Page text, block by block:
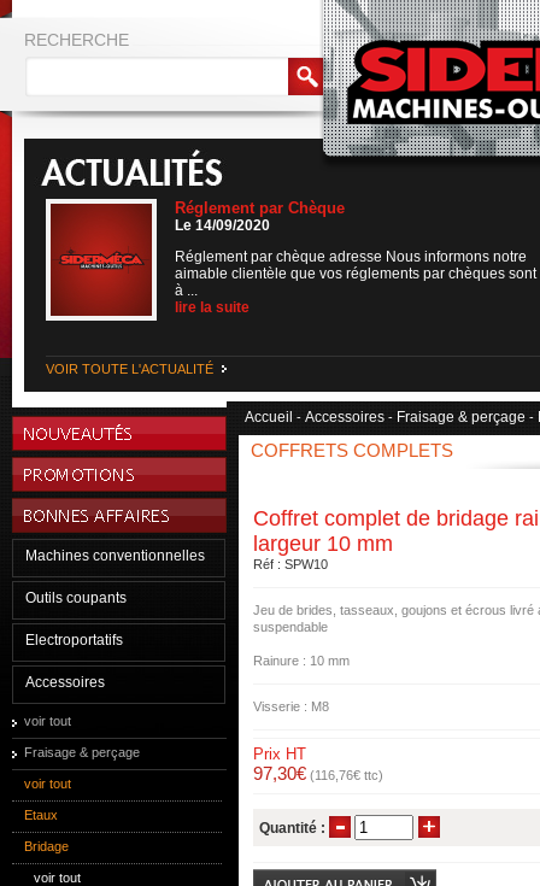
RECHERCHE
Réglement par Chèque
Le 14/09/2020
Réglement par chèque adresse Nous informons notre
aimable clientèle que vos réglements par chèques sont
à ...
lire la suite
VOIR TOUTE L'ACTUALITÉ
Machines conventionnelles
Outils coupants
Electroportatifs
Accessoires
voir tout
Fraisage & perçage
voir tout
Etaux
Bridage
voir tout
Accueil - Accessoires - Fraisage & perçage -
COFFRETS COMPLETS
Coffret complet de bridage
largeur 10 mm
Réf : SPW10
Jeu de brides, tasseaux, goujons et écrous livré
suspendable
Rainure : 10 mm
Visserie : M8
Prix HT
97,30€ (116,76€ ttc)
Quantité :